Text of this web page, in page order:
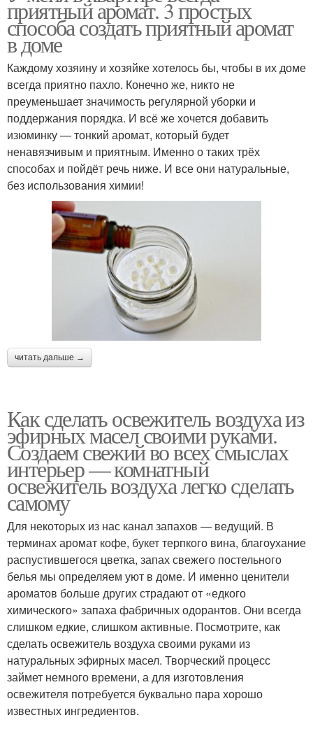
приятный аромат. 3 простых
способа создать приятный аромат
в доме
Каждому хозяину и хозяйке хотелось бы, чтобы в их доме
всегда приятно пахло. Конечно же, никто не
преуменьшает значимость регулярной уборки и
поддержания порядка. И всё же хочется добавить
изюминку — тонкий аромат, который будет
ненавязчивым и приятным. Именно о таких трёх
способах и пойдёт речь ниже. И все они натуральные,
без использования химии!
читать дальше →
Как сделать освежитель воздуха из
эфирных масел своими руками.
Создаем свежий во всех смыслах
интерьер — комнатный
освежитель воздуха легко сделать
самому
Для некоторых из нас канал запахов — ведущий. В
терминах аромат кофе, букет терпкого вина, благоухание
распустившегося цветка, запах свежего постельного
белья мы определяем уют в доме. И именно ценители
ароматов больше других страдают от «едкого
химического» запаха фабричных одорантов. Они всегда
слишком едкие, слишком активные. Посмотрите, как
сделать освежитель воздуха своими руками из
натуральных эфирных масел. Творческий процесс
займет немного времени, а для изготовления
освежителя потребуется буквально пара хорошо
известных ингредиентов.